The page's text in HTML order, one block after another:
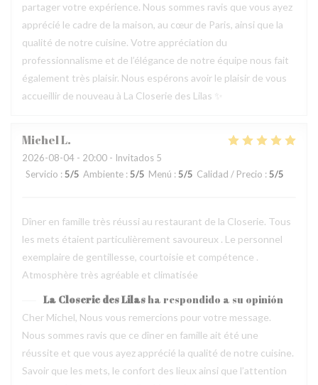
partager votre expérience. Nous sommes ravis que vous ayez
apprécié le cadre de la maison, au cœur de Paris, ainsi que la
qualité de notre cuisine. Votre appréciation du
professionnalisme et de l’élégance de notre équipe nous fait
également très plaisir. Nous espérons avoir le plaisir de vous
accueillir de nouveau à La Closerie des Lilas ✨
MichelL
2026-08-04 - 20:00 - Invitados 5
Servicio : 5/5 Ambiente : 5/5 Menú : 5/5 Calidad / Precio : 5/5
Dîner en famille très réussi au restaurant de la Closerie. Tous
les mets étaient particulièrement savoureux . Le personnel
exemplaire de gentillesse, courtoisie et compétence .
Atmosphère très agréable et climatisée
La Closerie des Lilasha respondido a su opinión
Cher Michel, Nous vous remercions pour votre message.
Nous sommes ravis que ce dîner en famille ait été une
réussite et que vous ayez apprécié la qualité de notre cuisine.
Savoir que les mets, le confort des lieux ainsi que l’attention